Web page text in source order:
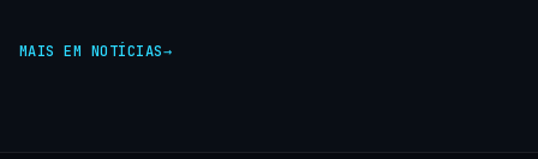
MAIS EM NOTÍCIAS